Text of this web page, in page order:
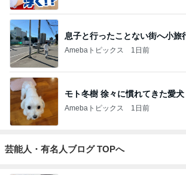
息子と行ったことない街へ小旅
Amebaトピックス 1日前
モト冬樹 徐々に慣れてきた愛犬
Amebaトピックス 1日前
芸能人・有名人ブログ TOPへ